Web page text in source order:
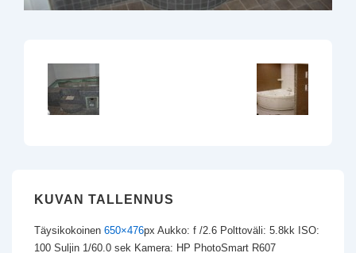
KUVAN TALLENNUS
Täysikokoinen 650×476px Aukko: f /2.6 Polttoväli: 5.8kk ISO:
100 Suljin 1/60.0 sek Kamera: HP PhotoSmart R607